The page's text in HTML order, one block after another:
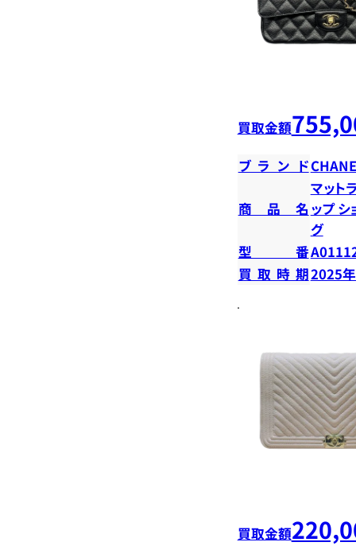
買取金額
ブランド
商品名
マット
ップ シ
グ
型番
買取時期2025
買取金額